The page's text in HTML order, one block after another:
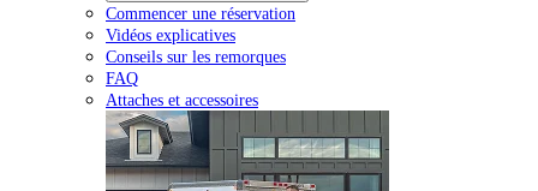
Commencer une réservation
Vidéos explicatives
Conseils sur les remorques
FAQ
Attaches et accessoires